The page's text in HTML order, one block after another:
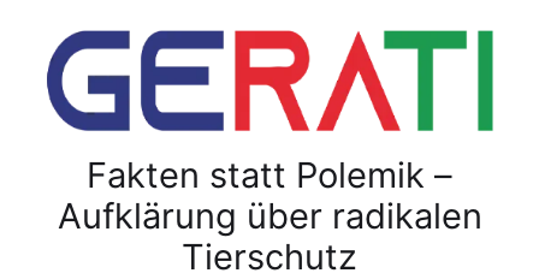
Fakten statt Polemik –
Aufklärung über radikalen
Tierschutz